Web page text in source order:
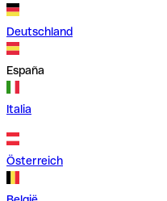
Deutschland
España
Italia
Österreich